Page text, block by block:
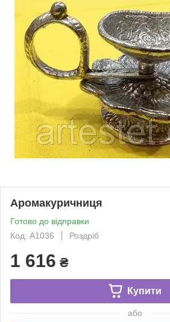
Аромакуричниця
Готово до відправки
Код: A1036
Роздріб
1 616 ₴
Купити
або